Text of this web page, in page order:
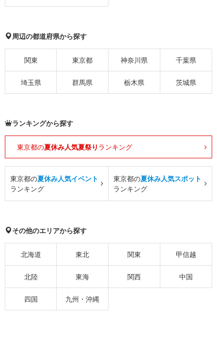
周辺の都道府県から探す
関東 東京都 神奈川県 千葉県
埼玉県 群馬県 栃木県 茨城県
ランキングから探す
東京都の夏休み人気夏祭り ランキング
東京都の夏休み人気イベント
ランキング
東京都の夏休み人気スポット
ランキング
その他のエリアから探す
北海道 東北 関東 甲信越
北陸 東海 関西 中国
四国 九州・沖縄